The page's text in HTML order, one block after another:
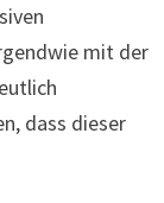
mit der
dass dieser